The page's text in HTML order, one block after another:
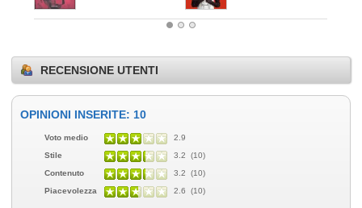
RECENSIONE UTENTI
OPINIONI INSERITE: 10
Voto medio
2.9
Stile
3.2 (10)
Contenuto
3.2 (10)
Piacevolezza
2.6 (10)